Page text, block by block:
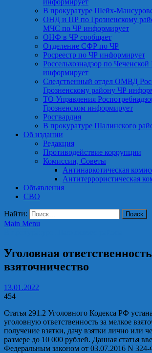
информирует
В прокуратуре Шейх-
ОНД и ПР по Грозненскому
МЧС по ЧР информирует
ОНФ в ЧР сообщает
Отделение СФР по ЧР
Росреестр по ЧР информирует
Россельхознадзор по
информирует
Следственный отдел ОМВД
Грозненскому району ЧР
ТО Управления
Грозненском информирует
Росгвардия
В прокуратуре Шалинского
Об издании
Редакция
Противодействие коррупции
Комиссии, Советы
Антинаркотическая
Антитеррористическая
Объявления
СВО
Найти:
Main Menu
Уголовная
взяточничество
13.01.2022
454
Статья 291.2 Уголовного Кодекса РФ
уголовную ответственность за мелкое
получение взятки, дачу взятки лично или
размере до 10 000 рублей. Данная статья
Федеральным законом от 03.07.2016 N